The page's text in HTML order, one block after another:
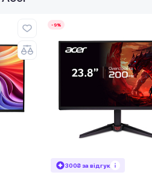
-9%
300₴ за відгук